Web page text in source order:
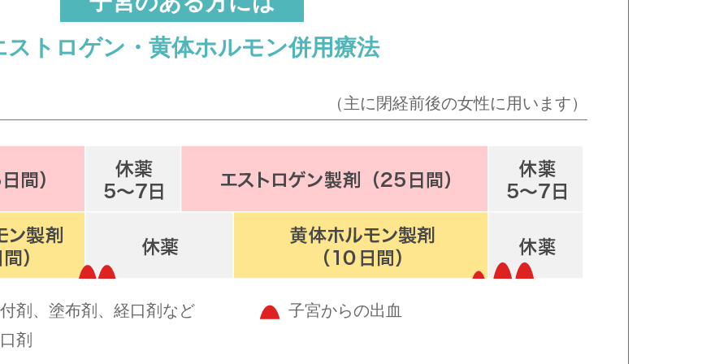
ストロゲン・黄体ホルモン併用療法
（主に閉経前後の女性に用います）
剤、塗布剤、経口剤など
剤
子宮からの出血